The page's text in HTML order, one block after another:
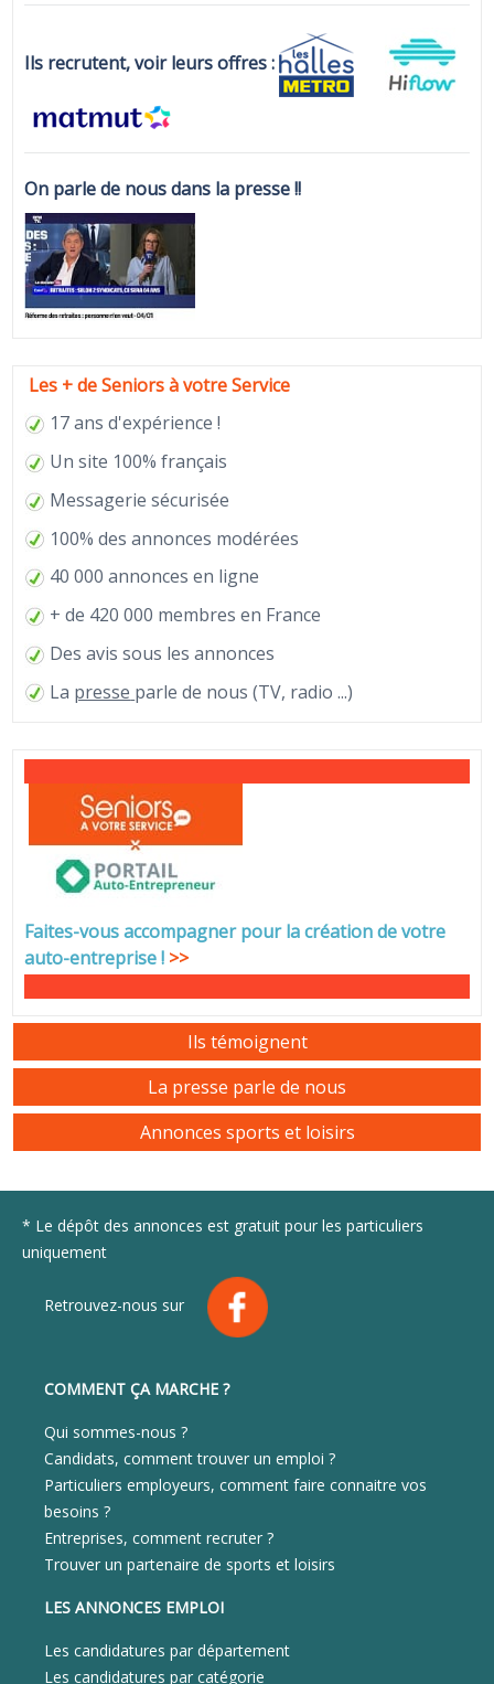
Ils recrutent, voir leurs offres :
On parle de nous dans la presse !!
Les + de Seniors à votre Service
17 ans d'expérience !
Un site 100% français
Messagerie sécurisée
100% des annonces modérées
40 000 annonces en ligne
+ de 420 000 membres en France
Des avis sous les annonces
La presse parle de nous (TV, radio ...)
Faites-vous accompagner pour la création de votre
auto-entreprise! >>
Ils témoignent
La presse parle de nous
Annonces sports et loisirs
* Le dépôt des annonces est gratuit pour les particuliers
uniquement
Retrouvez-nous sur
COMMENT ÇA MARCHE ?
Qui sommes-nous ?
Candidats, comment trouver un emploi ?
Particuliers employeurs, comment faire connaitre vos
besoins ?
Entreprises, comment recruter ?
Trouver un partenaire de sports et loisirs
LES ANNONCES EMPLOI
Les candidatures par département
Les candidatures par catégorie